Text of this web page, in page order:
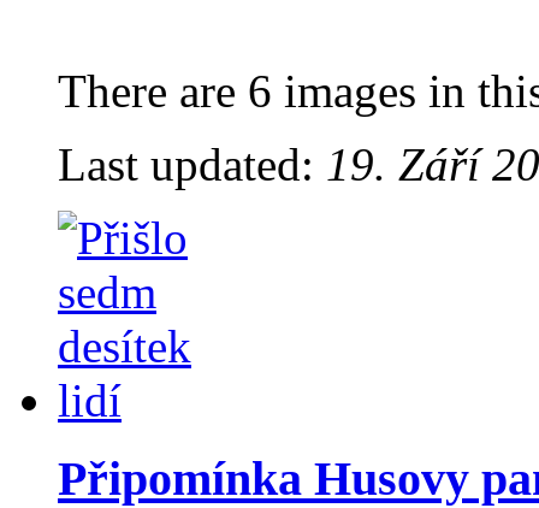
There are 6 images in
Last updated: 19. Září
Připomínka Husovy